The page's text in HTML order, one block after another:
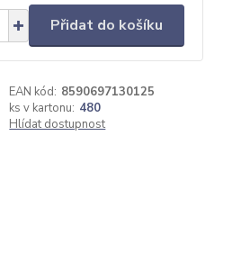
Přidat do košíku
EAN kód: 8590697130125
ks v kartonu: 480
Hlídat dostupnost